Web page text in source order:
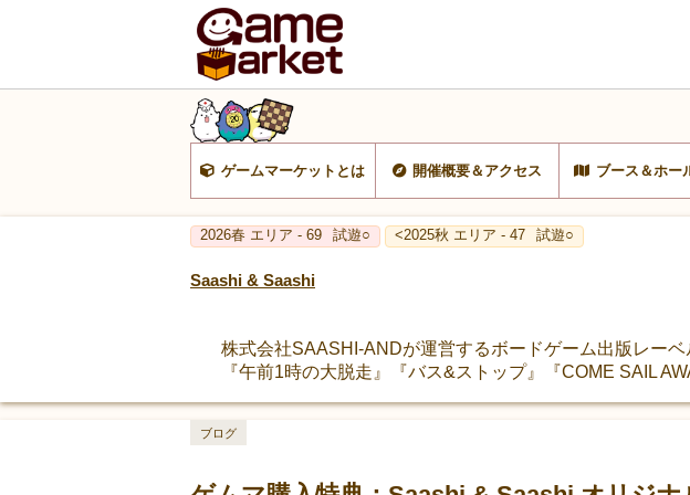
ゲームマーケットとは 開催概要＆アクセス ブース＆ホー
2026春 エリア - 69 試遊○ <2025秋 エリア - 47 試遊○
Saashi & Saashi
株式会社SAASHI-ANDが運営するボードゲーム出版レー
『午前1時の大脱走』『バス&ストップ』『COME SAIL
ブログ